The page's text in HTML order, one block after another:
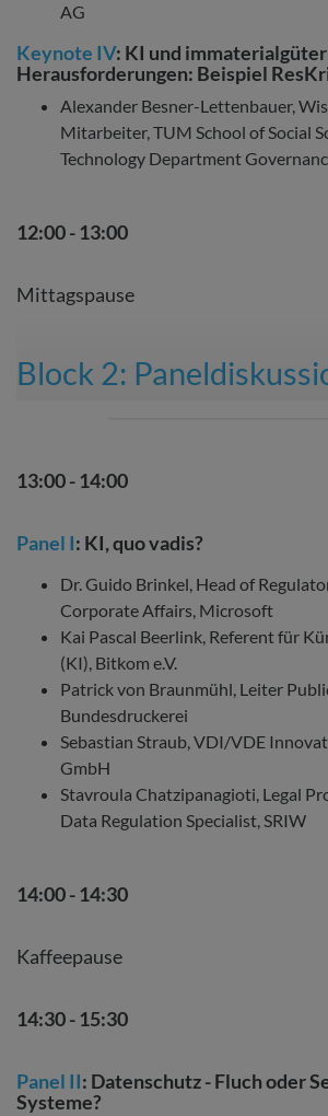
AG
Keynote IV: KI und
Herausforderungen: Beispiel
Alexander Besner-Lettenbauer,
Mitarbeiter, TUM School of Social
Technology Department
12:00 - 13:00
Mittagspause
Block 2:
13:00 - 14:00
Panel I: KI, quo vadis?
Dr. Guido Brinkel, Head of
Corporate Affairs, Microsoft
Kai Pascal Beerlink, Referent für
(KI), Bitkom e.V.
Patrick von Braunmühl, Leiter
Bundesdruckerei
Sebastian Straub, VDI/VDE
GmbH
Stavroula Chatzipanagioti, Legal
Data Regulation Specialist, SRIW
14:00 - 14:30
Kaffeepause
14:30 - 15:30
Panel II: Datenschutz - Fluch oder
Systeme?